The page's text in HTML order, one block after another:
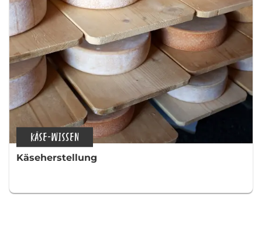
KÄSE-WISSEN
Käseherstellung